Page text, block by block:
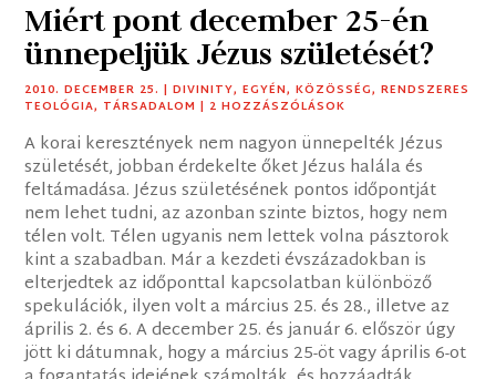
Miért pont december 25-én
ünnepeljük Jézus születését?
2010. DECEMBER 25. |DIVINITY,EGYÉN,KÖZÖSSÉG,RENDSZERES
TEOLÓGIA, TÁRSADALOM | 2 HOZZÁSZÓLÁSOK
A korai keresztények nem nagyon ünnepelték Jézus
születését, jobban érdekelte őket Jézus halála és
feltámadása. Jézus születésének pontos időpontját
nem lehet tudni, az azonban szinte biztos, hogy nem
télen volt. Télen ugyanis nem lettek volna pásztorok
kint a szabadban. Már a kezdeti évszázadokban is
elterjedtek az időponttal kapcsolatban különböző
spekulációk, ilyen volt a március 25. és 28., illetve az
április 2. és 6. A december 25. és január 6. először úgy
jött ki dátumnak, hogy a március 25-öt vagy április 6-ot